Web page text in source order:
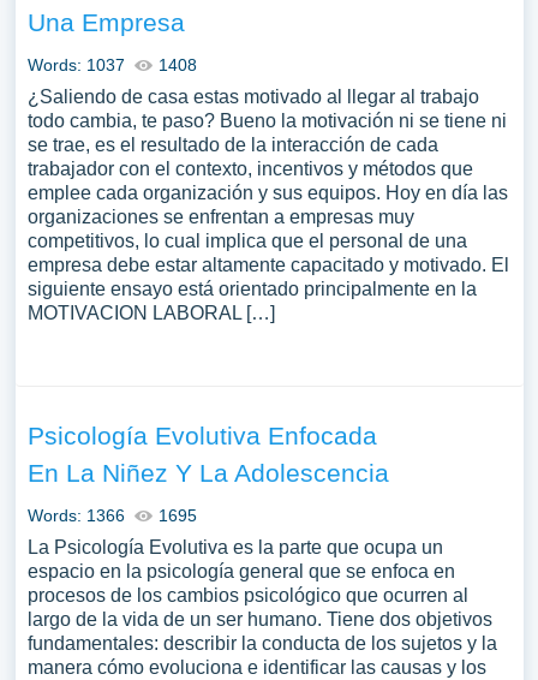
Una Empresa
Words: 1037 1408
¿Saliendo de casa estas motivado al llegar al trabajo
todo cambia, te paso? Bueno la motivación ni se tiene ni
se trae, es el resultado de la interacción de cada
trabajador con el contexto, incentivos y métodos que
emplee cada organización y sus equipos. Hoy en día las
organizaciones se enfrentan a empresas muy
competitivos, lo cual implica que el personal de una
empresa debe estar altamente capacitado y motivado. El
siguiente ensayo está orientado principalmente en la
MOTIVACION LABORAL […]
Psicología Evolutiva Enfocada
En La Niñez Y La Adolescencia
Words: 1366 1695
La Psicología Evolutiva es la parte que ocupa un
espacio en la psicología general que se enfoca en
procesos de los cambios psicológico que ocurren al
largo de la vida de un ser humano. Tiene dos objetivos
fundamentales: describir la conducta de los sujetos y la
manera cómo evoluciona e identificar las causas y los